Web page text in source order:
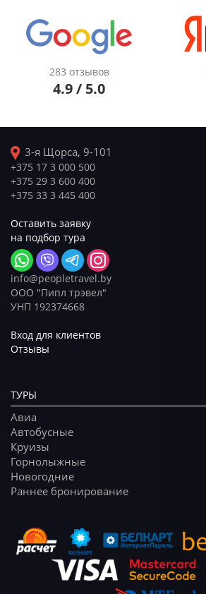
283 отзывов
4.9 / 5.0
3-я Щорса, 9-101
+375 17 3 000 500
+375 29 3 600 400
+375 33 3 445 400
Оставить заявку
на подбор тура
info@peopletravel.by
ООО "Пипл трэвел"
УНП 192374668
Вход для клиентов
Отзывы
ТУРЫ
Авиа
Автобусные
Круизы
Горнолыжные
Новогодние
Раннее бронирование